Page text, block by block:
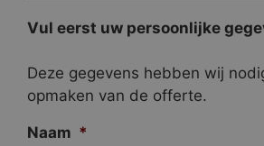
Vul eerst uw persoonlijke
Deze gegevens hebben wij
opmaken van de offerte.
Naam *